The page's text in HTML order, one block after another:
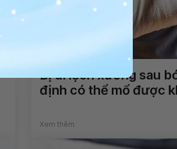
Bị di lệch xương sau
định có thể mổ được
Xem thêm